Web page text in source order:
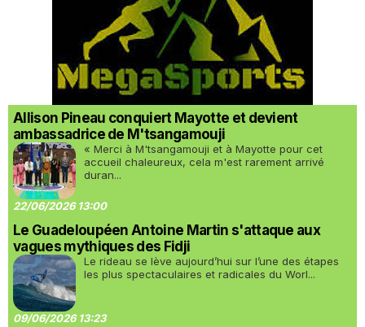
Allison Pineau conquiert Mayotte et devient
ambassadrice de M'tsangamouji
« Merci à M'tsangamouji et à Mayotte pour cet
accueil chaleureux, cela m'est rarement arrivé
duran...
22/06/2026 13:00
Le Guadeloupéen Antoine Martin s'attaque aux
vagues mythiques des Fidji
Le rideau se lève aujourd’hui sur l’une des étapes
les plus spectaculaires et radicales du Worl...
09/06/2026 13:23